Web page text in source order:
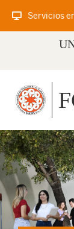
Servicios